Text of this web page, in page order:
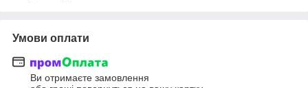
Умови оплати
Ви отримаєте замовлення